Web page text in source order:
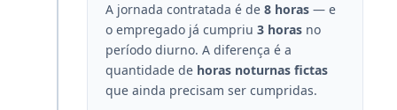
A jornada contratada é de 8 horas — e
o empregado já cumpriu 3 horas no
período diurno. A diferença é a
quantidade de horas noturnas fictas
que ainda precisam ser cumpridas.